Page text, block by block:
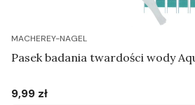
MACHEREY-NAGEL
Pasek badania twardości wody
Cena
9,99 zł